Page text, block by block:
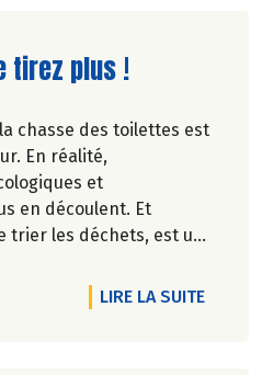
tirez plus !
chasse des toilettes est
En réalité,
et
en découlent. Et
trier les déchets, est une
LIRE LA SUITEDE